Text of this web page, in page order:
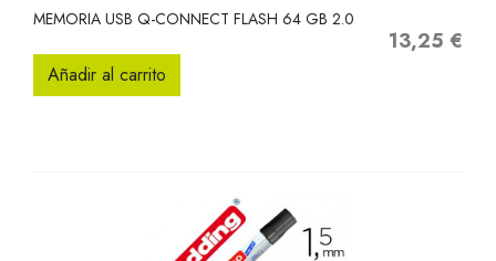
MEMORIA USB Q-CONNECT FLASH 64 GB 2.0
Precio
13,25 €
Añadir al carrito